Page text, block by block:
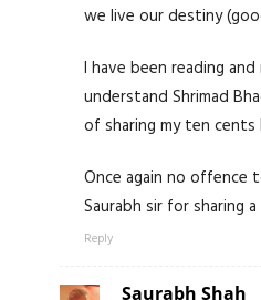
we live our destiny
I have been reading
understand Shrimad
of sharing my ten cents
Once again no offence
Saurabh sir for sharing
Reply
Saurabh Shah